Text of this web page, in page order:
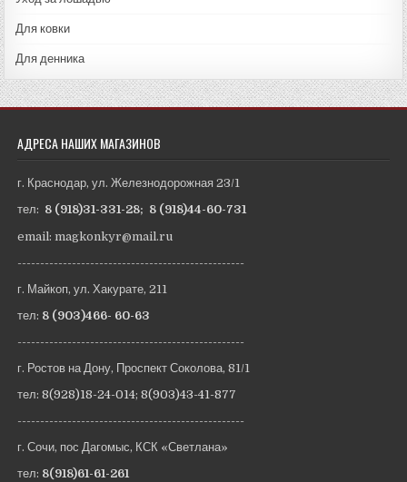
Для ковки
Для денника
АДРЕСА НАШИХ МАГАЗИНОВ
г. Краснодар, ул. Железнодорожная 23/1
тел: 8 (918)31-331-28; 8 (918)44-60-731
email: magkonkyr@mail.ru
--------------------------------------------------
г. Майкоп, ул. Хакурате, 211
тел: 8 (903)466- 60-63
--------------------------------------------------
г. Ростов на Дону, Проспект Соколова, 81/1
тел:8(928)18-24-014;8(903)43-41-877
--------------------------------------------------
г. Сочи, пос Дагомыс, КСК «Светлана»
тел: 8(918)61-61-261